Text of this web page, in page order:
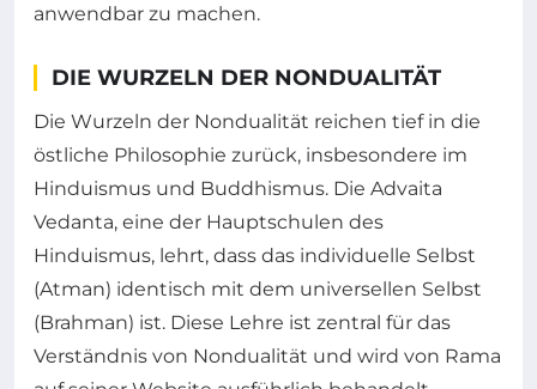
anwendbar zu machen.
DIE WURZELN DER NONDUALITÄT
Die Wurzeln der Nondualität reichen tief in die
östliche Philosophie zurück, insbesondere im
Hinduismus und Buddhismus. Die Advaita
Vedanta, eine der Hauptschulen des
Hinduismus, lehrt, dass das individuelle Selbst
(Atman) identisch mit dem universellen Selbst
(Brahman) ist. Diese Lehre ist zentral für das
Verständnis von Nondualität und wird von Rama